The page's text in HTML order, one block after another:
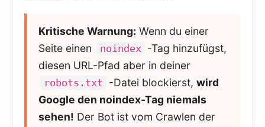
Kritische Warnung: Wenn du einer
Seite einen
noindex -Tag hinzufügst,
diesen URL-Pfad aber in deiner
robots.txt -Datei blockierst, wird
Google den noindex-Tag niemals
sehen! Der Bot ist vom Crawlen der